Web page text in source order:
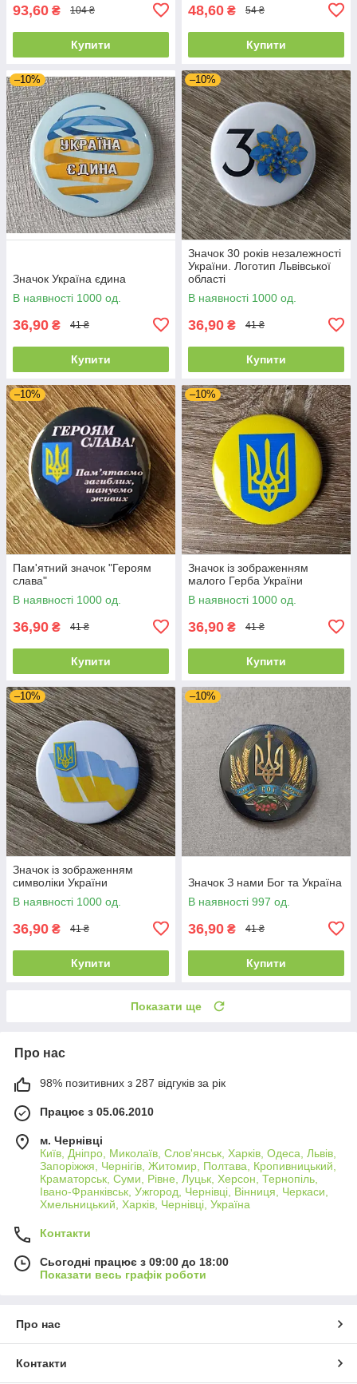
93,60 ₴ 104 ₴
Купити
48,60 ₴ 54 ₴
Купити
–10%
Значок Україна єдина
В наявності 1000 од.
36,90 ₴ 41 ₴
Купити
–10%
Значок 30 років незалежності
України. Логотип Львівської
області
В наявності 1000 од.
36,90 ₴ 41 ₴
Купити
–10%
Пам'ятний значок "Героям
слава"
В наявності 1000 од.
36,90 ₴ 41 ₴
Купити
–10%
Значок із зображенням
малого Герба України
В наявності 1000 од.
36,90 ₴ 41 ₴
Купити
–10%
Значок із зображенням
символіки України
В наявності 1000 од.
36,90 ₴ 41 ₴
Купити
–10%
Значок З нами Бог та Україна
В наявності 997 од.
36,90 ₴ 41 ₴
Купити
Показати ще
Про нас
98% позитивних з 287 відгуків за рік
Працює з 05.06.2010
м. Чернівці
Київ, Дніпро, Миколаїв, Слов'янськ, Харків, Одеса, Львів,
Запоріжжя, Чернігів, Житомир, Полтава, Кропивницький,
Краматорськ, Суми, Рівне, Луцьк, Херсон, Тернопіль,
Івано-Франківськ, Ужгород, Чернівці, Вінниця, Черкаси,
Хмельницький, Харків, Чернівці, Україна
Контакти
Сьогодні працює з 09:00 до 18:00
Показати весь графік роботи
Про нас
Контакти